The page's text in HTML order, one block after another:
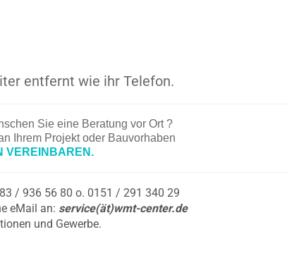
entfernt wie ihr Telefon.
Sie eine Beratung vor Ort ?
Ihrem Projekt oder Bauvorhaben
VEREINBAREN.
/ 936 56 80 o. 0151 / 291 340 29
eMail an: service(ät)wmt-center.de
und Gewerbe.